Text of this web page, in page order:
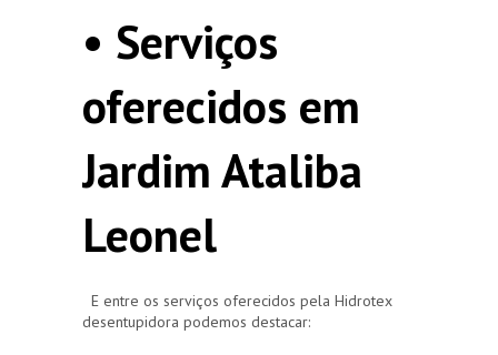
• Serviços
oferecidos em
Jardim Ataliba
Leonel
E entre os serviços oferecidos pela Hidrotex
desentupidora podemos destacar: